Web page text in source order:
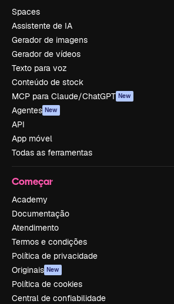
Spaces
Assistente de IA
Gerador de imagens
Gerador de vídeos
Texto para voz
Conteúdo de stock
MCP para Claude/ChatGPT New
Agentes New
API
App móvel
Todas as ferramentas
Começar
Academy
Documentação
Atendimento
Termos e condições
Política de privacidade
Originais New
Política de cookies
Central de confiabilidade